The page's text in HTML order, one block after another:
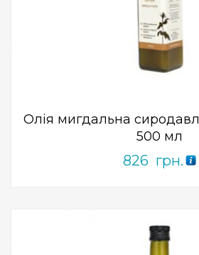
Олія мигдальна
500 мл
826 грн.
Add to